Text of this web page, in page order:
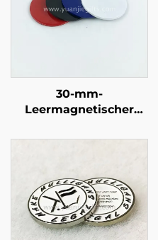
30-mm-
Leermagnetischer
Verschiedene
Lasergravur